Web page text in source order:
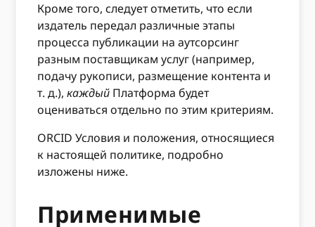
Кроме того, следует отметить, что если
издатель передал различные этапы
процесса публикации на аутсорсинг
разным поставщикам услуг (например,
подачу рукописи, размещение контента и
т. д.),каждый Платформа будет
оцениваться отдельно по этим критериям.
ORCID Условия и положения, относящиеся
к настоящей политике, подробно
изложены ниже.
Применимые